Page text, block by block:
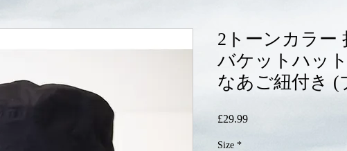
2トーンカラー
バケットハッ
なあご紐付き (
£29.99価
Size *